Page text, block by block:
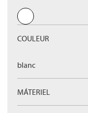
COULEUR
blanc
MÁTERIEL